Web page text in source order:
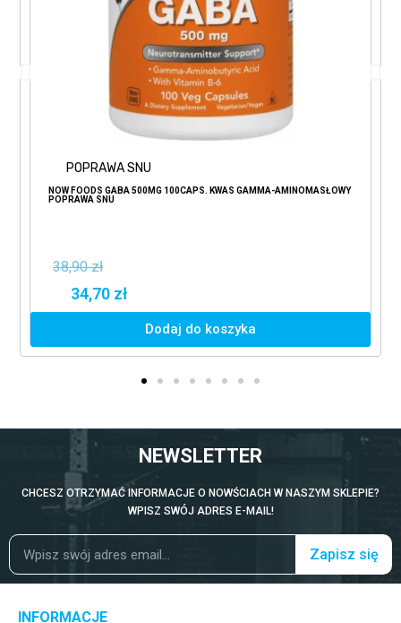
POPRAWA SNU
NOW FOODS GABA 500MG 100CAPS. KWAS GAMMA-AMINOMASŁOWY
POPRAWA SNU
38,90 zł
34,70 zł
Dodaj do koszyka
NEWSLETTER
CHCESZ OTRZYMAĆ INFORMACJE O NOWŚCIACH W NASZYM SKLEPIE?
WPISZ SWÓJ ADRES E-MAIL!
Zapisz się
INFORMACJE